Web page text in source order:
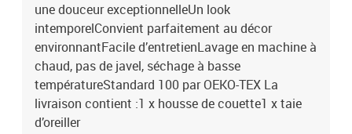
une douceur exceptionnelleUn look
intemporelConvient parfaitement au décor
environnantFacile d’entretienLavage en machine à
chaud, pas de javel, séchage à basse
températureStandard 100 par OEKO-TEX La
livraison contient :1 x housse de couette1 x taie
d’oreiller